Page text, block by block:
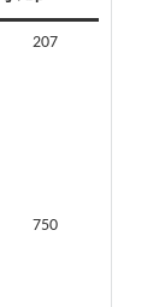
207
750